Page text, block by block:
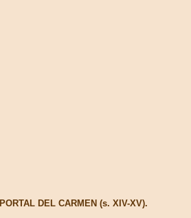
PORTAL DEL CARMEN (s. XIV-XV).